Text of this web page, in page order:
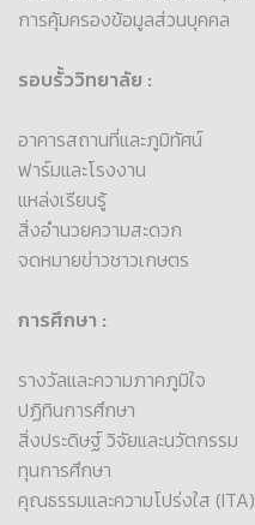
การคุ้มครองข้อมูลส่วนบุคคล
รอบรั้ววิทยาลัย :
อาคารสถานที่และภูมิทัศน์
ฟาร์มและโรงงาน
แหล่งเรียนรู้
สิ่งอำนวยความสะดวก
จดหมายข่าวชาวเกษตร
การศึกษา :
รางวัลและความภาคภูมิใจ
ปฏิทินการศึกษา
สิ่งประดิษฐ์ วิจัยและนวัตกรรม
ทุนการศึกษา
คุณธรรมและความโปร่งใส (ITA)